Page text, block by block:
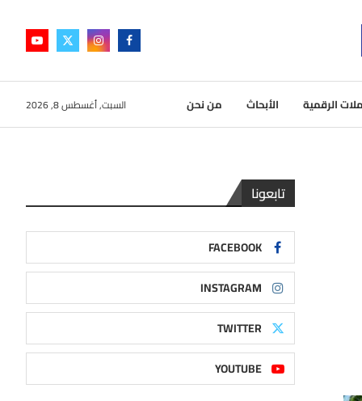
الرقمية الأبحاث من نحن السبت, أغسطس 8, 2026
تابعونا
FACEBOOK
INSTAGRAM
TWITTER
YOUTUBE